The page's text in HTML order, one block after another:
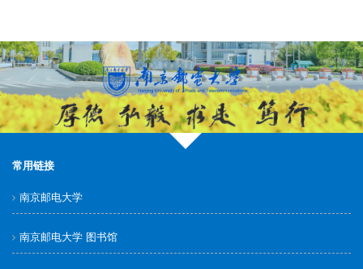
常用链接
南京邮电大学
南京邮电大学 图书馆